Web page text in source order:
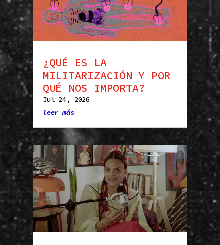
¿QUÉ ES LA
MILITARIZACIÓN Y POR
QUÉ NOS IMPORTA?
Jul 24, 2026
leer más